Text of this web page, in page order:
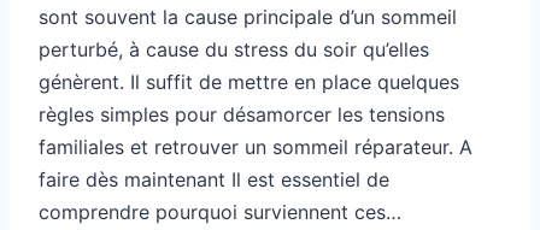
sont souvent la cause principale d’un sommeil
perturbé, à cause du stress du soir qu’elles
génèrent. Il suffit de mettre en place quelques
règles simples pour désamorcer les tensions
familiales et retrouver un sommeil réparateur. A
faire dès maintenant Il est essentiel de
comprendre pourquoi surviennent ces…